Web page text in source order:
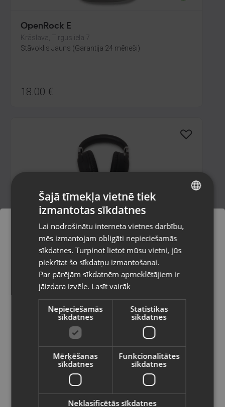
OpenRock E
Krāslava, Tirgus iela 7
Stāvoklis Jauns (Garantija 24 mēneši)
18.00 €
Westrom WR-BT2291H
Rīga, Jūrmalas gatve 85
Stāvoklis Lietots (Garantija 6 mēneši)
10.00€
Jabra Pro 935
Pasūtījumi tiks piegādāti uz
izvēlēto valsti
Vietnes saturs būs attēlots izvēlētajā
valodā
Valsts
Latviešu / Latvian
RUSSIAN
Šajā tīmekļa vietnē tiek
izmantotas sīkdatnes
Lai nodrošinātu interneta vietnes darbību,
mēs izmantojam obligāti nepieciešamās
sīkdatnes. Turpinot lietot mūsu vietni, jūs
piekrītat šo sīkdatņu izmantošanai.
Par pārējām sīkdatnēm apmeklētājiem ir
jāizdara izvēle. Lasīt vairāk
Nepieciešamās
sīkdatnes
Statistikas
sīkdatnes
Mērķēšanas
sīkdatnes
Funkcionalitātes
sīkdatnes
Neklasificētās sīkdatnes